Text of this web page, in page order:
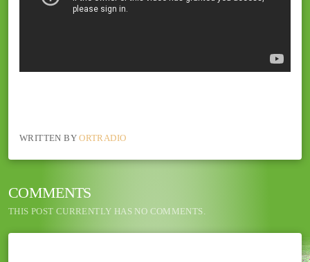
WRITTEN BYORTRADIO
COMMENTS
THIS POST CURRENTLY HAS NO COMMENTS.